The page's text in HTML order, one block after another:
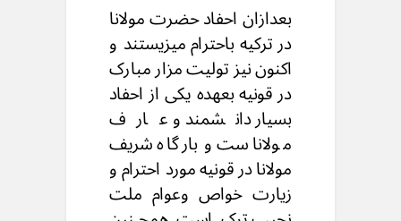
بعدازان احفاد حضرت مولانا
در ترکیه باحترام میزیستند و
اکنون نیز تولیت مزار مبارک
در قونیه بعهده یکی از احفاد
بسیار دانشمند و عارف
مولانا ست و بارگاه شریف
مولانا در قونیه مورد احترام و
زیارت خواص وعوام ملت